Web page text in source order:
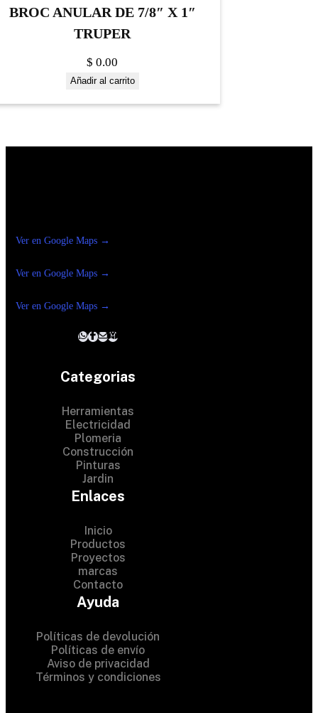
BROC ANULAR DE 7/8″ X 1″
TRUPER
$ 0.00
Añadir al carrito
Ver en Google Maps →
Ver en Google Maps →
Ver en Google Maps →
Categorias
Herramientas
Electricidad
Plomeria
Construcción
Pinturas
Jardin
Enlaces
Inicio
Productos
Proyectos
marcas
Contacto
Ayuda
Políticas de devolución
Políticas de envío
Aviso de privacidad
Términos y condiciones